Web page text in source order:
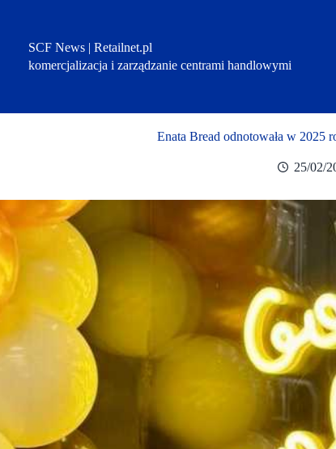
SCF News | Retailnet.pl
komercjalizacja i zarządzanie centrami handlowymi
Enata Bread odnotowała w 2025
25/02/